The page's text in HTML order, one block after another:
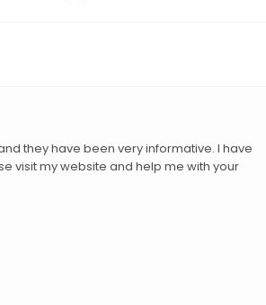
they have been very informative. I have
visit my website and help me with your